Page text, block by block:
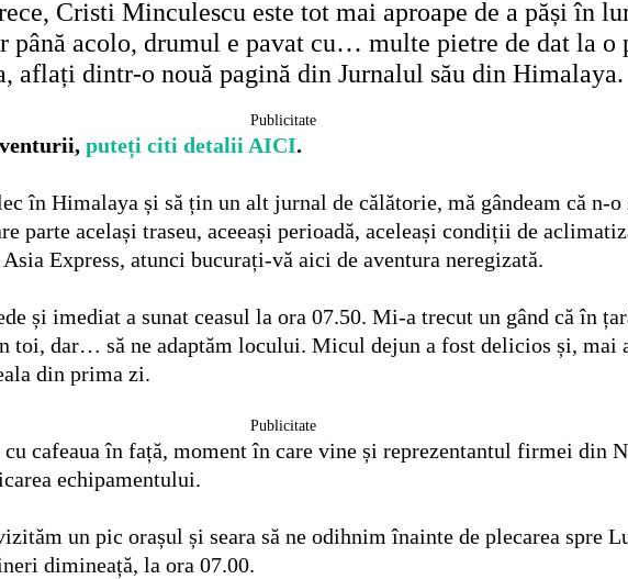
Cristi Minculescu este tot mai aproape de a păși în
acolo, drumul e pavat cu… multe pietre de dat la o
aflați dintr-o nouă pagină din Jurnalul său din Himalaya.
Publicitate
puteți citi detalii AICI.
în Himalaya și să țin un alt jurnal de călătorie, mă gândeam că n-o
parte același traseu, aceeași perioadă, aceleași condiții de
Express, atunci bucurați-vă aici de aventura neregizată.
și imediat a sunat ceasul la ora 07.50. Mi-a trecut un gând că în
toi, dar… să ne adaptăm locului. Micul dejun a fost delicios și, mai
din prima zi.
Publicitate
cu cafeaua în față, moment în care vine și reprezentantul firmei din
echipamentului.
un pic orașul și seara să ne odihnim înainte de plecarea spre
dimineață, la ora 07.00.